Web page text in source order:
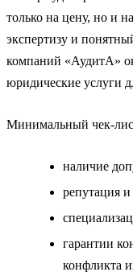
только на цену, но и
экспертизу и
компаний «АудитА»
юридические услуги
Минимальный чек-
наличие
репутация
гарантии
конфликта